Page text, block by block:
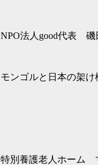
NPO法人good代表
モンゴルと日本の架
特別養護老人ホーム